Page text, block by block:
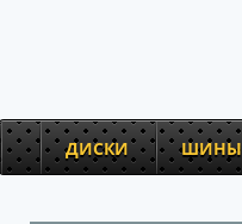
ДИСКИ ШИНЫ